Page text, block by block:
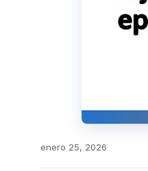
enero 25, 2026